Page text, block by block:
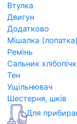
Втулка
Двигун
Додатково
Мішалка (лопатка)
Ремінь
Сальник
Тен
Ущільнювач
Шестерня, шків
Для